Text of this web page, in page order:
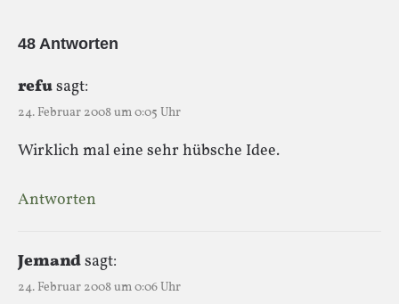
48 Antworten
refusagt:
24. Februar 2008 um 0:05 Uhr
Wirklich mal eine sehr hübsche Idee.
Antworten
Jemandsagt:
24. Februar 2008 um 0:06 Uhr